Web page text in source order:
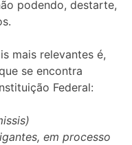
podendo, destarte,
mais relevantes é,
se encontra
Federal:
em processo